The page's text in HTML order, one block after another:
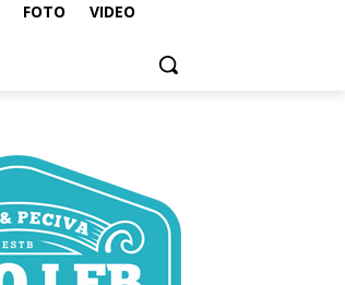
FOTO VIDEO